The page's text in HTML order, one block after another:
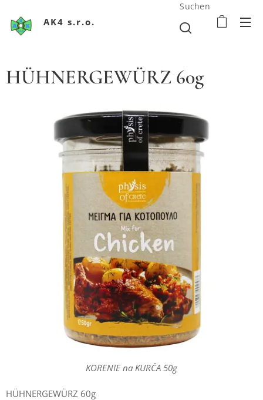
AK4 s.r.o.
Suchen
HÜHNERGEWÜRZ 60g
KORENIE na KURČA 50g
HÜHNERGEWÜRZ 60g